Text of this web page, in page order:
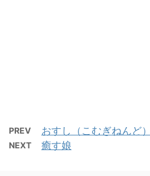
PREV おすし（こむぎねんど）
NEXT 癒す娘